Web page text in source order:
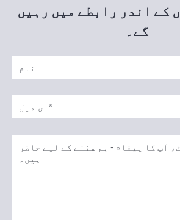
کے اندر رابطے میں رہیں
گے۔